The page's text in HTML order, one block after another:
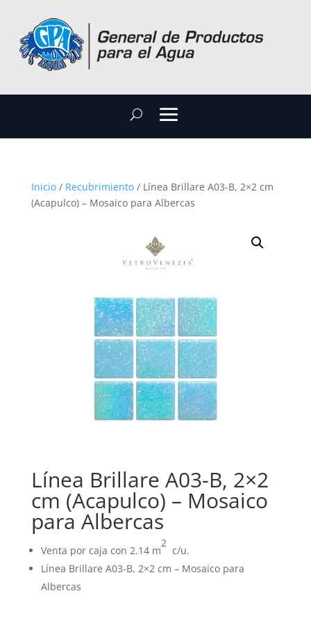
Inicio/ Recubrimiento/ Línea Brillare A03-B, 2×2 cm
(Acapulco) – Mosaico para Albercas
Línea Brillare A03-B, 2×2
cm (Acapulco) – Mosaico
para Albercas
Venta por caja con 2.14 m
2
c/u.
Línea Brillare A03-B, 2×2 cm – Mosaico para
Albercas